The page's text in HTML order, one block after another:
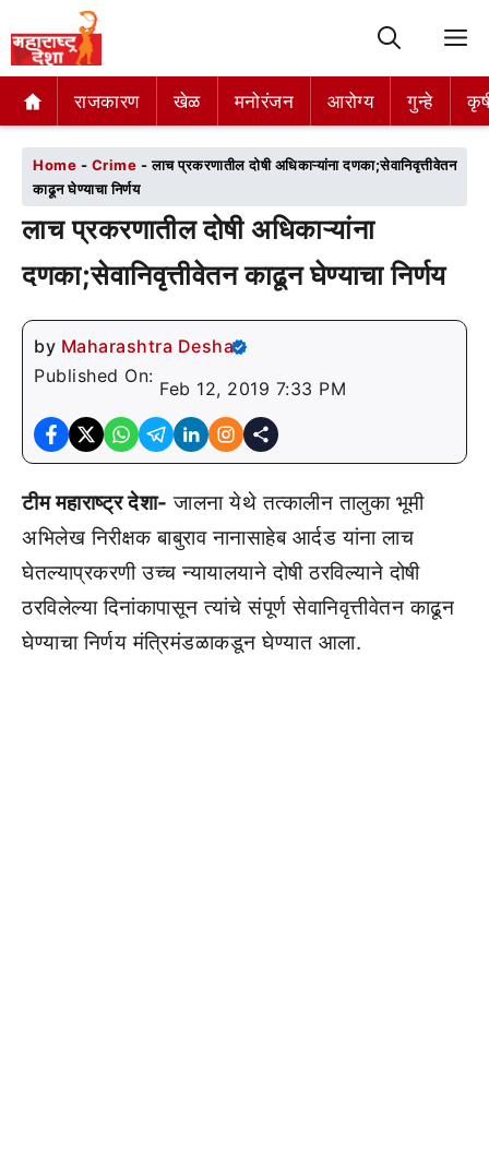
राजकारण खेळ मनोरंजन आरोग्य गुन्हे
राजकारण खेळ मनोरंजन आरोग्य गुन्हे
Home - Crime -लाच प्रकरणातील दोषी अधिकाऱ्यांना दणका;सेवानिवृत्तीवेतन
काढून घेण्याचा निर्णय
लाच प्रकरणातील दोषी अधिकाऱ्यांना
दणका;सेवानिवृत्तीवेतन काढून घेण्याचा निर्णय
by Maharashtra Desha
Published On:
Feb 12, 2019 7:33 PM
टीम महाराष्ट्र देशा- जालना येथे तत्कालीन तालुका भूमी
अभिलेख निरीक्षक बाबुराव नानासाहेब आर्दड यांना लाच
घेतल्याप्रकरणी उच्च न्यायालयाने दोषी ठरविल्याने दोषी
ठरविलेल्या दिनांकापासून त्यांचे संपूर्ण सेवानिवृत्तीवेतन काढून
घेण्याचा निर्णय मंत्रिमंडळाकडून घेण्यात आला.